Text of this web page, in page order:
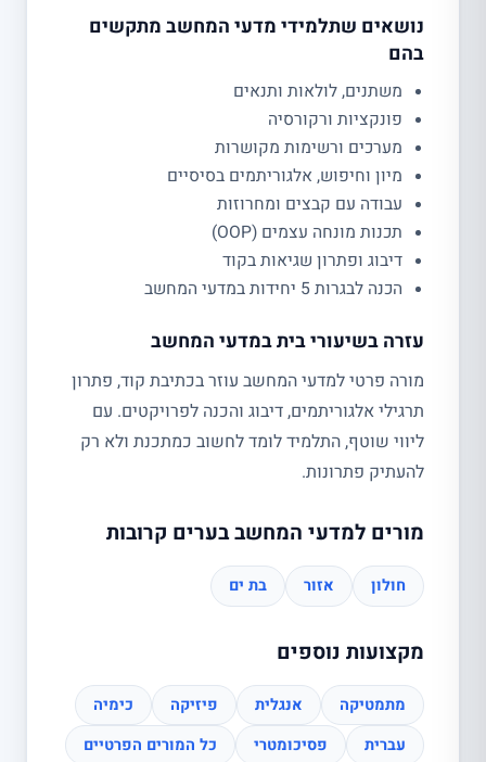
נושאים שתלמידי מדעי המחשב מתקשים
בהם
משתנים, לולאות ותנאים
פונקציות ורקורסיה
מערכים ורשימות מקושרות
מיון וחיפוש, אלגוריתמים בסיסיים
עבודה עם קבצים ומחרוזות
תכנות מונחה עצמים (OOP)
דיבוג ופתרון שגיאות בקוד
הכנה לבגרות 5 יחידות במדעי המחשב
עזרה בשיעורי בית במדעי המחשב
מורה פרטי למדעי המחשב עוזר בכתיבת קוד, פתרון
תרגילי אלגוריתמים, דיבוג והכנה לפרויקטים. עם
ליווי שוטף, התלמיד לומד לחשוב כמתכנת ולא רק
להעתיק פתרונות.
מורים למדעי המחשב בערים קרובות
חולון אזור בת ים
מקצועות נוספים
מתמטיקה אנגלית פיזיקה
כימיה
עברית
פסיכומטרי כל המורים הפרטיים